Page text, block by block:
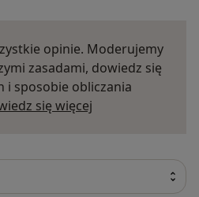
opinie. Moderujemy
zasadami, dowiedz się
i sposobie obliczania
się więcej